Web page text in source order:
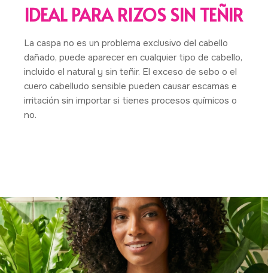
IDEAL PARA RIZOS SIN TEÑIR
La caspa no es un problema exclusivo del cabello
dañado, puede aparecer en cualquier tipo de cabello,
incluido el natural y sin teñir. El exceso de sebo o el
cuero cabelludo sensible pueden causar escamas e
irritación sin importar si tienes procesos químicos o
no.